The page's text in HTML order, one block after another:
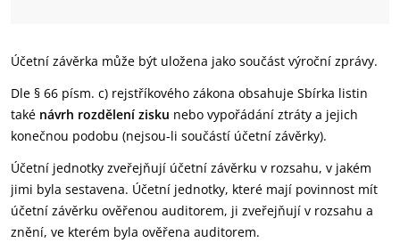
Účetní závěrka může být uložena jako součást výroční zprávy.
Dle § 66 písm. c) rejstříkového zákona obsahuje Sbírka listin
také návrh rozdělení zisku nebo vypořádání ztráty a jejich
konečnou podobu (nejsou-li součástí účetní závěrky).
Účetní jednotky zveřejňují účetní závěrku v rozsahu, v jakém
jimi byla sestavena. Účetní jednotky, které mají povinnost mít
účetní závěrku ověřenou auditorem, ji zveřejňují v rozsahu a
znění, ve kterém byla ověřena auditorem.